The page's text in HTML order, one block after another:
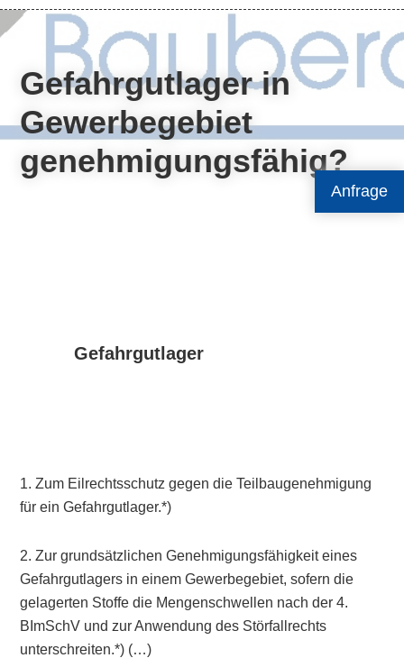
Anfrage
Gefahrgutlager in
Gewerbegebiet
genehmigungsfähig?
Gefahrgutlager
1. Zum Eilrechtsschutz gegen die Teilbaugenehmigung
für ein Gefahrgutlager.*)
2. Zur grundsätzlichen Genehmigungsfähigkeit eines
Gefahrgutlagers in einem Gewerbegebiet, sofern die
gelagerten Stoffe die Mengenschwellen nach der 4.
BImSchV und zur Anwendung des Störfallrechts
unterschreiten.*) (…)